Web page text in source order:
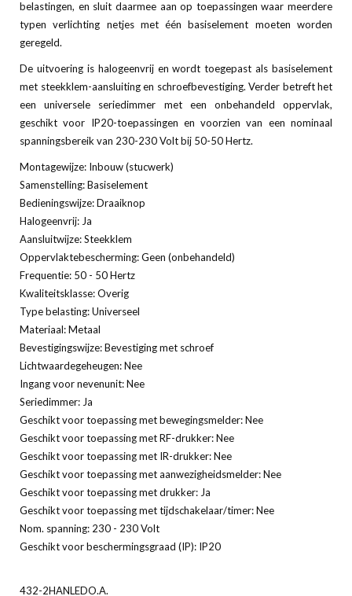
belastingen, en sluit daarmee aan op toepassingen waar meerdere
typen verlichting netjes met één basiselement moeten worden
geregeld.
De uitvoering is halogeenvrij en wordt toegepast als basiselement
met steekklem-aansluiting en schroefbevestiging. Verder betreft het
een universele seriedimmer met een onbehandeld oppervlak,
geschikt voor IP20-toepassingen en voorzien van een nominaal
spanningsbereik van 230-230 Volt bij 50-50 Hertz.
Montagewijze: Inbouw (stucwerk)
Samenstelling: Basiselement
Bedieningswijze: Draaiknop
Halogeenvrij: Ja
Aansluitwijze: Steekklem
Oppervlaktebescherming: Geen (onbehandeld)
Frequentie: 50 - 50 Hertz
Kwaliteitsklasse: Overig
Type belasting: Universeel
Materiaal: Metaal
Bevestigingswijze: Bevestiging met schroef
Lichtwaardegeheugen: Nee
Ingang voor nevenunit: Nee
Seriedimmer: Ja
Geschikt voor toepassing met bewegingsmelder: Nee
Geschikt voor toepassing met RF-drukker: Nee
Geschikt voor toepassing met IR-drukker: Nee
Geschikt voor toepassing met aanwezigheidsmelder: Nee
Geschikt voor toepassing met drukker: Ja
Geschikt voor toepassing met tijdschakelaar/timer: Nee
Nom. spanning: 230 - 230 Volt
Geschikt voor beschermingsgraad (IP): IP20
432-2HANLEDO.A.